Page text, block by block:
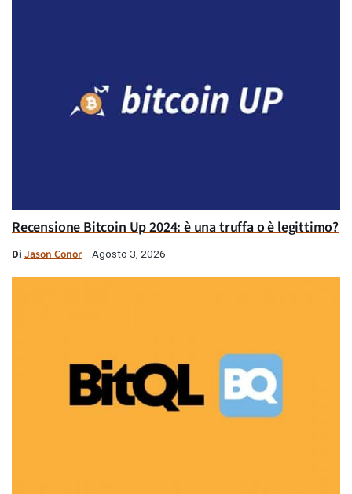
Recensione Bitcoin Up 2024: è una truffa o è legittimo?
Di Jason Conor Agosto 3, 2026